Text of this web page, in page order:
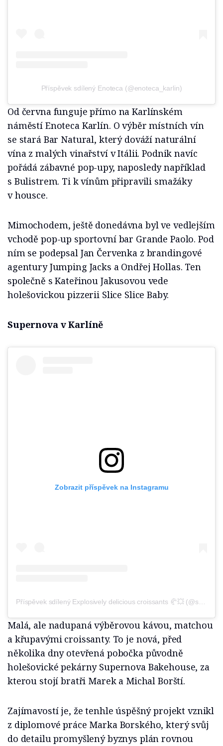
Příspěvek sdílený Enoteca (@enoteca_karlin)
Od června funguje přímo na Karlínském
náměstí Enoteca Karlín. O výběr místních vín
se stará Bar Natural, který dováží naturální
vína z malých vinařství v Itálii. Podnik navíc
pořádá zábavné pop-upy, naposledy například
s Bulistrem. Ti k vínům připravili smažáky
v housce.
Mimochodem, ještě donedávna byl ve vedlejším
vchodě pop-up sportovní bar Grande Paolo. Pod
ním se podepsal Jan Červenka z brandingové
agentury Jumping Jacks a Ondřej Hollas. Ten
společně s Kateřinou Jakusovou vede
holešovickou pizzerii Slice Slice Baby.
Supernova v Karlíně
Zobrazit příspěvek na Instagramu
Malá, ale nadupaná výběrovou kávou, matchou
a křupavými croissanty. To je nová, před
několika dny otevřená pobočka původně
holešovické pekárny Supernova Bakehouse, za
kterou stojí bratři Marek a Michal Borští.
Zajímavostí je, že tenhle úspěšný projekt vznikl
z diplomové práce Marka Borského, který svůj
do detailu promyšlený byznys plán rovnou